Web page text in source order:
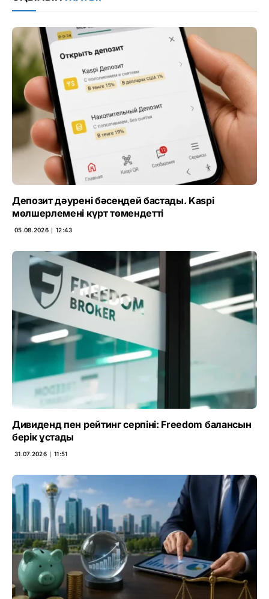
Депозит дәурені бәсеңдей бастады. Kaspi
мөлшерлемені күрт төмендетті
05.08.2026 ∣ 12:43
Дивиденд пен рейтинг серпіні: Freedom балансын
берік ұстады
31.07.2026 ∣ 11:51